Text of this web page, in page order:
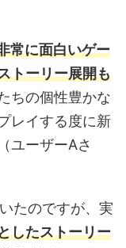
常に面白いゲー
トーリー展開も
ちの個性豊かな
レイする度に新
ユーザーAさ
たのですが、実
したストーリー